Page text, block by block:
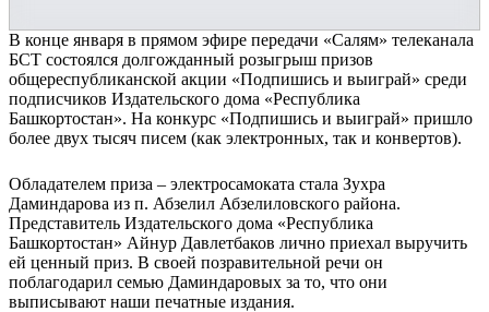
В конце января в прямом эфире передачи «Салям» телеканала
БСТ состоялся долгожданный розыгрыш призов
общереспубликанской акции «Подпишись и выиграй» среди
подписчиков Издательского дома «Республика
Башкортостан». На конкурс «Подпишись и выиграй» пришло
более двух тысяч писем (как электронных, так и конвертов).
Обладателем приза – электросамоката стала Зухра
Даминдарова из п. Абзелил Абзелиловского района.
Представитель Издательского дома «Республика
Башкортостан» Айнур Давлетбаков лично приехал выручить
ей ценный приз. В своей позравительной речи он
поблагодарил семью Даминдаровых за то, что они
выписывают наши печатные издания.